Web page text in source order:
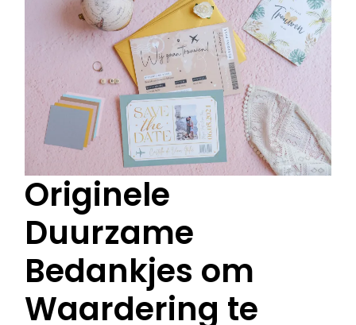
Originele
Duurzame
Bedankjes om
Waardering te